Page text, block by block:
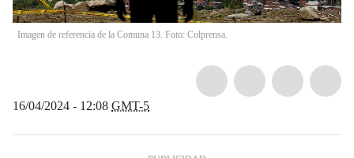
Imagen de referencia de la Comuna 13. Foto: Colprensa.
16/04/2024 - 12:08 GMT-5